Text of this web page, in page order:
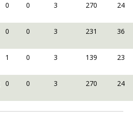
0 0 3 270 24
0 0 3 231 36
1 0 3 139 23
0 0 3 270 24